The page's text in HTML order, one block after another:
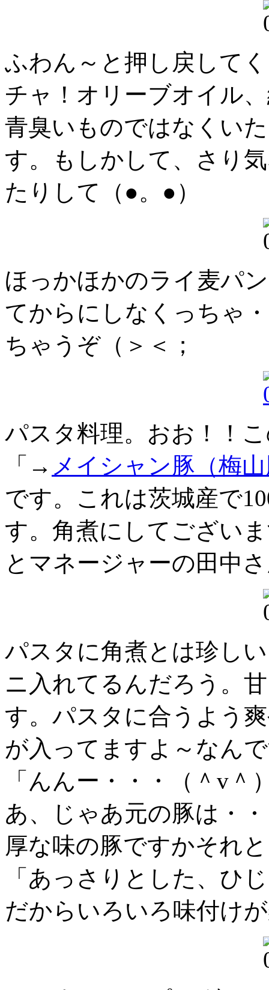
ふわん～と押し戻して
チャ！オリーブオイル
青臭いものではなくい
す。もしかして、さり
たりして（●。●）
ほっかほかのライ麦パ
てからにしなくっちゃ
ちゃうぞ（＞＜；
パスタ料理。おお！！
「→ メイシャン豚（梅
です。これは茨城産で
す。角煮にしてござい
とマネージャーの田中
パスタに角煮とは珍し
ニ入れてるんだろう。
す。パスタに合うよう
が入ってますよ～なん
「んんー・・・（＾v＾
あ、じゃあ元の豚は・
厚な味の豚ですかそれ
「あっさりとした、ひ
だからいろいろ味付け